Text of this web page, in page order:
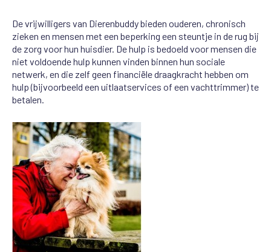
De vrijwilligers van Dierenbuddy bieden ouderen, chronisch
zieken en mensen met een beperking een steuntje in de rug bij
de zorg voor hun huisdier. De hulp is bedoeld voor mensen die
niet voldoende hulp kunnen vinden binnen hun sociale
netwerk, en die zelf geen financiële draagkracht hebben om
hulp (bijvoorbeeld een uitlaatservices of een vachttrimmer) te
betalen.